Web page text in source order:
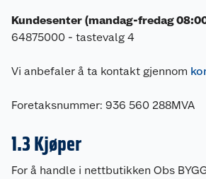
Kundesenter (mandag-fredag
64875000 - tastevalg 4
Vi anbefaler å ta kontakt gjennom
Foretaksnummer: 936 560 288MVA
1.3 Kjøper
For å handle i nettbutikken Obs